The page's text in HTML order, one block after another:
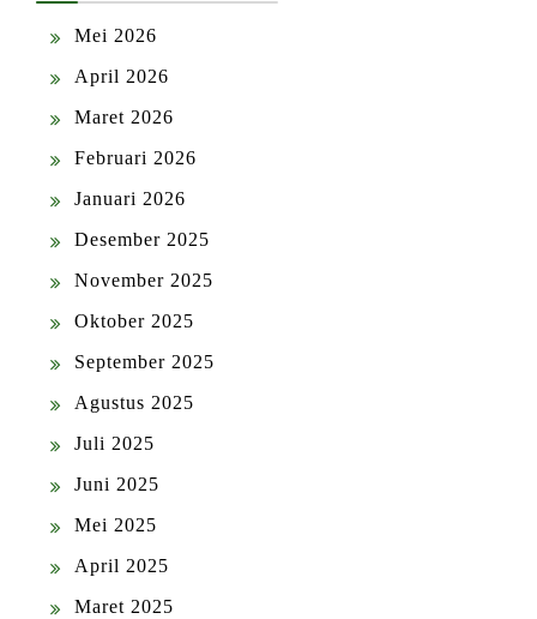
Mei 2026
April 2026
Maret 2026
Februari 2026
Januari 2026
Desember 2025
November 2025
Oktober 2025
September 2025
Agustus 2025
Juli 2025
Juni 2025
Mei 2025
April 2025
Maret 2025